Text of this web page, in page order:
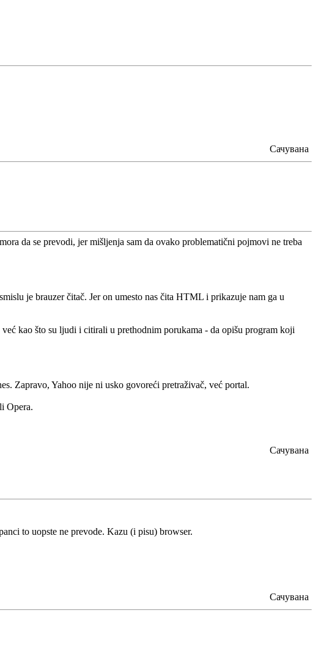
Сачувана
da se prevodi, jer mišljenja sam da ovako problematični pojmovi ne treba
je brauzer čitač. Jer on umesto nas čita HTML i prikazuje nam ga u
kao što su ljudi i citirali u prethodnim porukama - da opišu program koji
Zapravo, Yahoo nije ni usko govoreći pretraživač, već portal.
Opera.
Сачувана
to uopste ne prevode. Kazu (i pisu) browser.
Сачувана